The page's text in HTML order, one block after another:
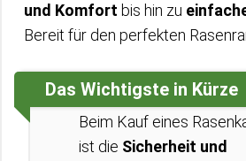
und Komfort bis hin zu
Bereit für den perfekten
Das Wichtigste in Kürze
Beim Kauf eines
ist die Sicherheit und